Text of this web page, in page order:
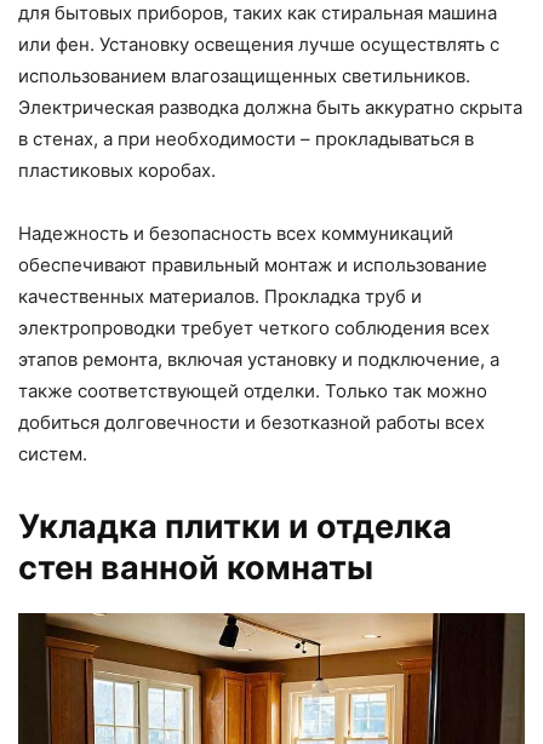
для бытовых приборов, таких как стиральная машина
или фен. Установку освещения лучше осуществлять с
использованием влагозащищенных светильников.
Электрическая разводка должна быть аккуратно скрыта
в стенах, а при необходимости – прокладываться в
пластиковых коробах.
Надежность и безопасность всех коммуникаций
обеспечивают правильный монтаж и использование
качественных материалов. Прокладка труб и
электропроводки требует четкого соблюдения всех
этапов ремонта, включая установку и подключение, а
также соответствующей отделки. Только так можно
добиться долговечности и безотказной работы всех
систем.
Укладка плитки и отделка
стен ванной комнаты